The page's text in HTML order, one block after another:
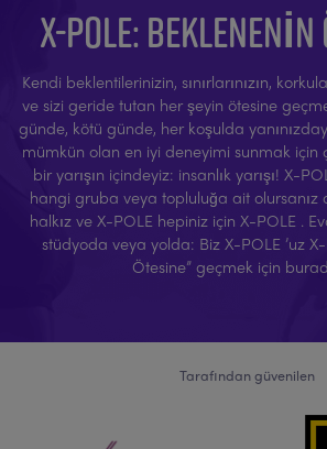
X-POLE:
Kendi beklentilerinizin, sınırlarınızın,
ve sizi geride tutan her şeyin ötesine
günde, kötü günde, her koşulda
mümkün olan en iyi deneyimi sunmak için
bir yarışın içindeyiz: insanlık yarışı! X-
hangi gruba veya topluluğa ait olursanız
halkız ve X-POLE hepiniz için X-POLE .
stüdyoda veya yolda: Biz X-POLE ’uz
Ötesine” geçmek için
Tarafından güvenilen